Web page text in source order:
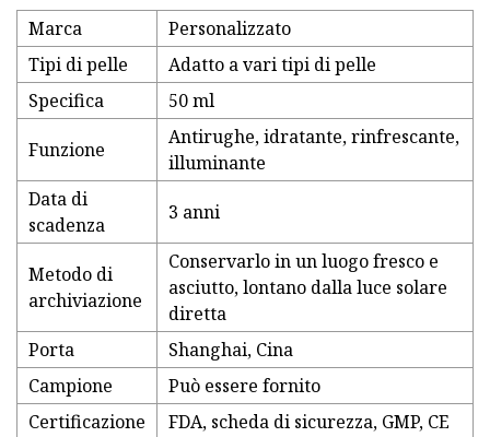
Marca
Personalizzato
Tipi di pelle
Adatto a vari tipi di pelle
Specifica
50 ml
Funzione
Antirughe, idratante, rinfrescante,
illuminante
Data di
scadenza
3 anni
Metodo di
archiviazione
Conservarlo in un luogo fresco e
asciutto, lontano dalla luce solare
diretta
Porta
Shanghai, Cina
Campione
Può essere fornito
Certificazione
FDA, scheda di sicurezza, GMP, CE